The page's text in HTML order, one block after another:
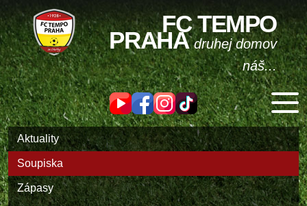
FC TEMPO
PRAHAdruhej domov
náš...
Aktuality
Soupiska
Zápasy